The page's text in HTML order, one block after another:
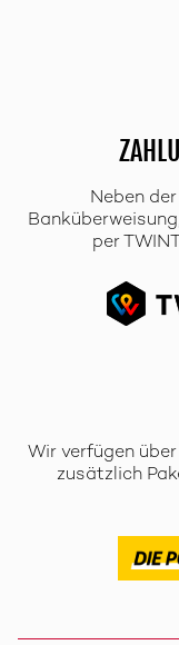
Neben
per
Wir verfügen
zusätzlich